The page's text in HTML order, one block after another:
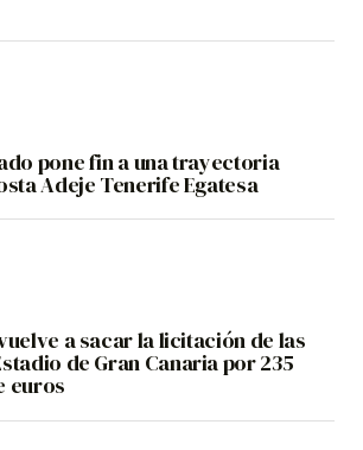
pone fin a una trayectoria
Adeje Tenerife Egatesa
a sacar la licitación de las
de Gran Canaria por 235
euros